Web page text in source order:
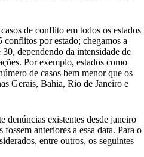
de conflito em todos os estados
por estado; chegamos a
dependendo da intensidade de
Por exemplo, estados como
de casos bem menor que os
Gerais, Bahia, Rio de Janeiro e
denúncias existentes desde janeiro
anteriores a essa data. Para o
entre outros, os seguintes